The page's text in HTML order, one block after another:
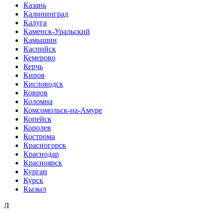
Казань
Калининград
Калуга
Каменск-Уральский
Камышин
Каспийск
Кемерово
Керчь
Киров
Кисловодск
Ковров
Коломна
Комсомольск-на-Амуре
Копейск
Королев
Кострома
Красногорск
Краснодар
Красноярск
Курган
Курск
Кызыл
Л